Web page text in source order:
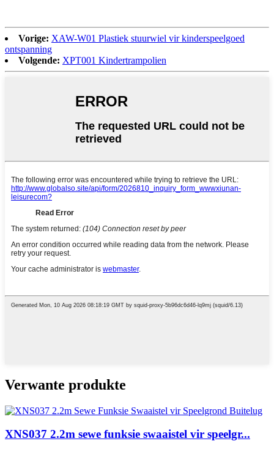
Vorige: XAW-W01 Plastiek stuurwiel vir kinderspeelgoed
ontspanning
Volgende: XPT001 Kindertrampolien
Verwante produkte
XNS037 2.2m sewe funksie swaaistel vir speelgr...